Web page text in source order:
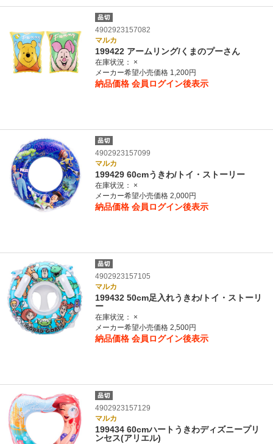
4902923157082
マルカ
199422 アームリング/くまのプーさん
在庫状況：
×
メーカー希望小売価格 1,200円
納品価格 会員ログイン後表示
4902923157099
マルカ
199429 60cmうきわ/トイ・ストーリー
在庫状況：
×
メーカー希望小売価格 2,000円
納品価格 会員ログイン後表示
4902923157105
マルカ
199432 50cm足入れうきわ/トイ・ストーリ
ー
在庫状況：
×
メーカー希望小売価格 2,500円
納品価格 会員ログイン後表示
4902923157129
マルカ
199434 60cmハートうきわディズニープリ
ンセス(アリエル)